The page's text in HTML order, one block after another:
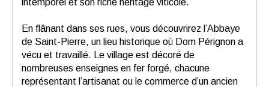
intemporel et son riche héritage viticole.
En flânant dans ses rues, vous découvrirez l’Abbaye
de Saint-Pierre, un lieu historique où Dom Pérignon a
vécu et travaillé. Le village est décoré de
nombreuses enseignes en fer forgé, chacune
représentant l’artisanat ou le commerce d’un ancien